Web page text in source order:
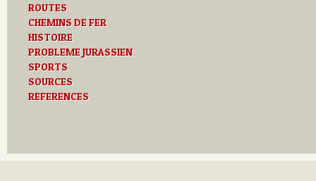
ROUTES
CHEMINS DE FER
HISTOIRE
PROBLEME JURASSIEN
SPORTS
SOURCES
REFERENCES